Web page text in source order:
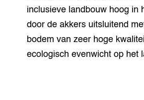
inclusieve landbouw hoog in
door de akkers uitsluitend
bodem van zeer hoge
ecologisch evenwicht op het